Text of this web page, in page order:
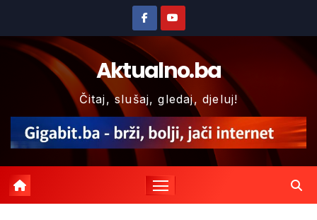
content
Aktualno.ba
Čitaj, slušaj, gledaj, djeluj!